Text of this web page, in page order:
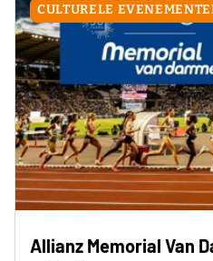
CULTURELE
Allianz Memorial Van